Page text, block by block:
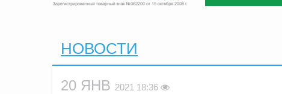
НОВОСТИ
20 ЯНВ 2021 18:36